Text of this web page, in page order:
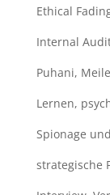
Ethical
Internal
Puhani,
Lernen,
Spionage
strategische